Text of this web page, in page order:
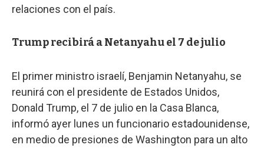
relaciones con el país.
Trump recibirá a Netanyahu el 7 de julio
El primer ministro israelí, Benjamin Netanyahu, se
reunirá con el presidente de Estados Unidos,
Donald Trump, el 7 de julio en la Casa Blanca,
informó ayer lunes un funcionario estadounidense,
en medio de presiones de Washington para un alto